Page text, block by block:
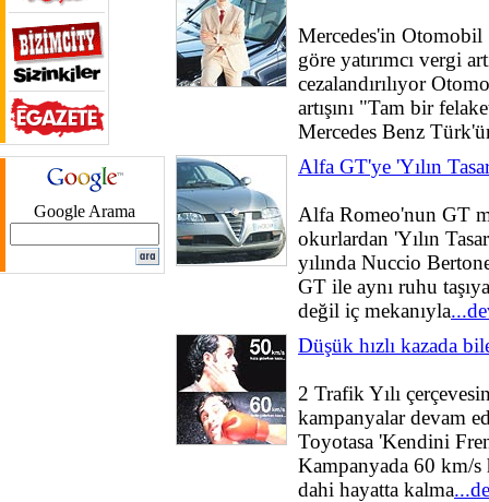
Google Arama
Mercedes'in Otomobil
göre yatırımcı vergi
cezalandırılıyor
artışını "Tam bir
Mercedes Benz
Alfa GT'ye 'Yılın
Alfa Romeo'nun GT
okurlardan 'Yılın
yılında Nuccio
GT ile aynı ruhu
değil iç mekanıyla
Düşük hızlı kazada
2 Trafik Yılı
kampanyalar devam
Toyotasa 'Kendini
Kampanyada 60 km/s
dahi hayatta kalma